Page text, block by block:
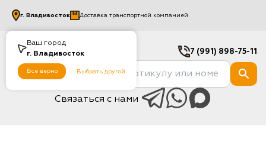
Ваш город
г. Владивосток
Все верно Выбрать другой
г. Владивосток Доставка транспортной компанией
7 (991) 898-75-11
Связаться с нами